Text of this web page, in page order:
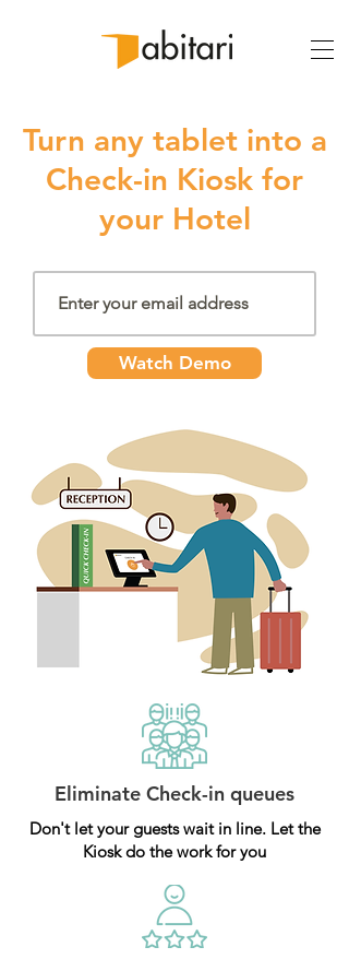
Turn any tablet into a
Check-in Kiosk for
your Hotel
Watch Demo
Eliminate Check-in queues
Don't let your guests wait in line. Let the
Kiosk do the work for you